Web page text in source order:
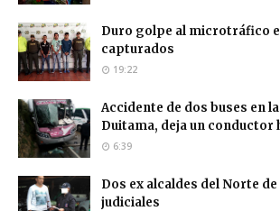
Duro golpe al microtráfico
capturados
19:22
Accidente de dos buses en
Duitama, deja un conductor
6:39
Dos ex alcaldes del Norte
judiciales